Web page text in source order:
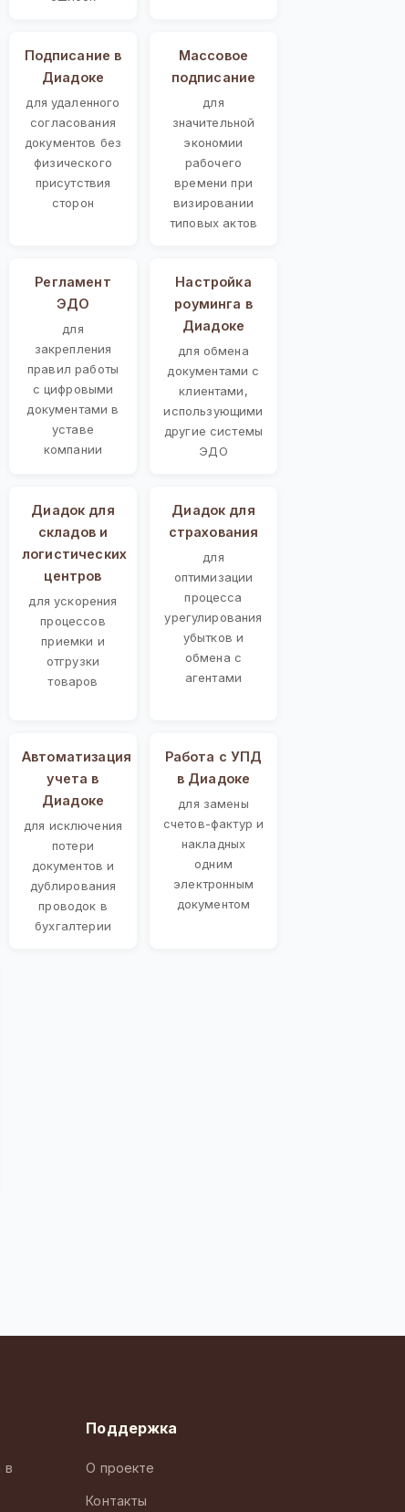
Подписание в
Диадоке
для удаленного
согласования
документов без
физического
присутствия
сторон
Массовое
подписание
для
значительной
экономии
рабочего
времени при
визировании
типовых актов
Регламент
ЭДО
для
закрепления
правил работы
с цифровыми
документами в
уставе
компании
Настройка
роуминга в
Диадоке
для обмена
документами с
клиентами,
использующими
другие системы
ЭДО
Диадок для
складов и
логистических
центров
для ускорения
процессов
приемки и
отгрузки
товаров
Диадок для
страхования
для
оптимизации
процесса
урегулирования
убытков и
обмена с
агентами
Автоматизация
учета в
Диадоке
для исключения
потери
документов и
дублирования
проводок в
бухгалтерии
Работа с УПД
в Диадоке
для замены
счетов-фактур и
накладных
одним
электронным
документом
в
Поддержка
О проекте
Контакты